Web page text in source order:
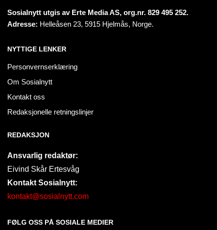
Sosialnytt utgis av Erte Media AS, org.nr. 829 495 252.
Adresse: Helleåsen 23, 5915 Hjelmås, Norge.
NYTTIGE LENKER
Personvernserklæring
Om Sosialnytt
Kontakt oss
Redaksjonelle retningslinjer
REDAKSJON
Ansvarlig redaktør:
Eivind Skår Ertesvåg
Kontakt Sosialnytt:
kontakt@sosialnytt.com
FØLG OSS PÅ SOSIALE MEDIER​